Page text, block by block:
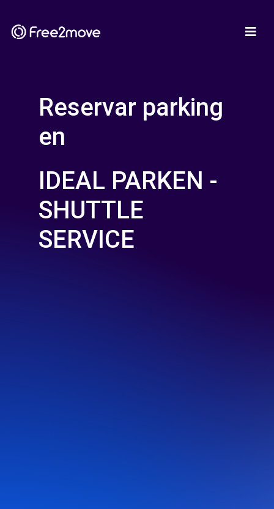
Reservar parking
en
IDEAL PARKEN -
SHUTTLE
SERVICE